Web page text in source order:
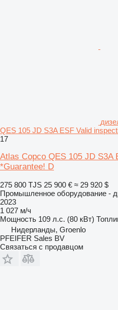
QES 105 JD S3A ESF Valid
17
Atlas Copco QES 105 JD S3A
*Guarantee! D
275 800 TJS 25 900 € ≈ 29 920 $
Промышленное оборудование -
2023
1 027 м/ч
Мощность 109 л.с. (80 кВт)
Нидерланды, Groenlo
PFEIFER Sales BV
Связаться с продавцом